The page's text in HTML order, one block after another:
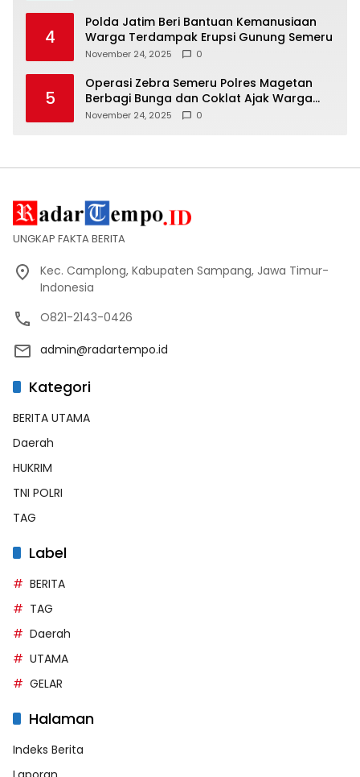
4
Polda Jatim Beri Bantuan Kemanusiaan
Warga Terdampak Erupsi Gunung Semeru
November 24, 2025 0
5
Operasi Zebra Semeru Polres Magetan
Berbagi Bunga dan Coklat Ajak Warga
Tertib Lalin
November 24, 2025 0
UNGKAP FAKTA BERITA
Kec. Camplong, Kabupaten Sampang, Jawa Timur-
Indonesia
O821-2143-0426
admin@radartempo.id
Kategori
BERITA UTAMA
Daerah
HUKRIM
TNI POLRI
TAG
Label
BERITA
TAG
Daerah
UTAMA
GELAR
Halaman
Indeks Berita